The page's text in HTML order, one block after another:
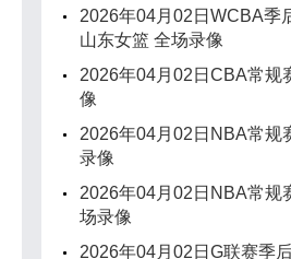
2026年04月02日WCBA季
山东女篮 全场录像
2026年04月02日CBA常规
像
2026年04月02日NBA常规
录像
2026年04月02日NBA常规
场录像
2026年04月02日G联赛季